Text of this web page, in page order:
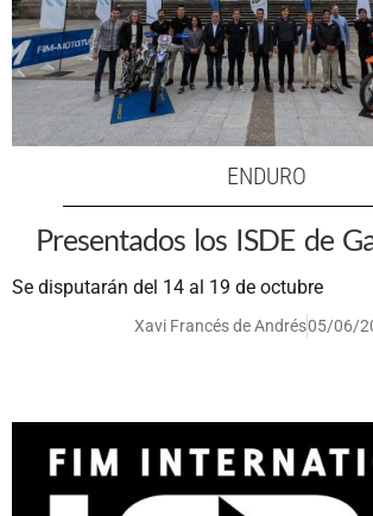
ENDURO
Presentados los ISDE de
Se disputarán del 14 al 19 de octubre
Xavi Francés de Andrés05/06/